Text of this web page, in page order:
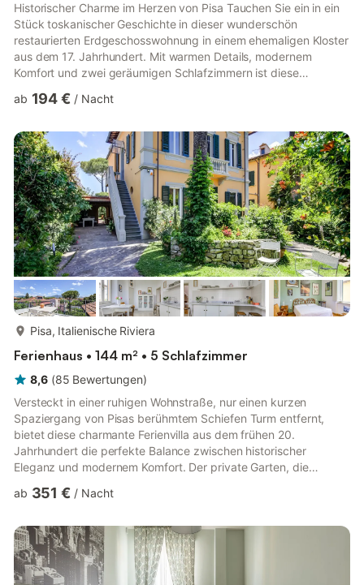
Historischer Charme im Herzen von Pisa Tauchen Sie ein in ein
Stück toskanischer Geschichte in dieser wunderschön
restaurierten Erdgeschosswohnung in einem ehemaligen Kloster
aus dem 17. Jahrhundert. Mit warmen Details, modernem
Komfort und zwei geräumigen Schlafzimmern ist diese
authentischen Aufenthalt in Pisa verbringen möchten. Ein
Espresso ein, bevor Sie die Stadt erkunden. Im Inneren finden
Sie einen gemütlichen Wohn-/Essbereich, eine voll
ausgestattete Küche mit modernen Geräten...
ab 194 € / Nacht
Pisa, Italienische Riviera
Ferienhaus • 144 m² • 5 Schlafzimmer
8,6 (85 Bewertungen)
Versteckt in einer ruhigen Wohnstraße, nur einen kurzen
Spaziergang von Pisas berühmtem Schiefen Turm entfernt,
bietet diese charmante Ferienvilla aus dem frühen 20.
Jahrhundert die perfekte Balance zwischen historischer
Eleganz und modernem Komfort. Der private Garten, die
schaffen eine ländliche Atmosphäre mitten im Herzen der Stadt
Schätze der Toskana erkunden möchten. Mit Spielgeräten im
Garten und einem Hochstuhl für die Kleinen. Ob Sie auf der
Dachterrasse Wein trinken...
ab 351 € / Nacht